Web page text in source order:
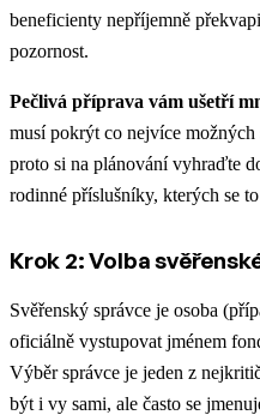
beneficienty nepříjemně
pozornost.
Pečlivá příprava vám ušetří
musí pokrýt co nejvíce
proto si na plánování vyhraďte
rodinné příslušníky, kterých se
Krok 2: Volba
Svěřenský správce je osoba
oficiálně vystupovat jménem
Výběr správce je jeden z
být i vy sami, ale často se